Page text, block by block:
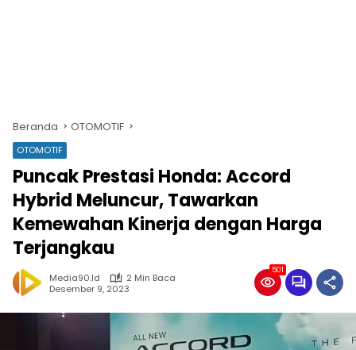
Beranda OTOMOTIF
OTOMOTIF
Puncak Prestasi Honda: Accord
Hybrid Meluncur, Tawarkan
Kemewahan Kinerja dengan Harga
Terjangkau
Media90.id
2 Min Baca
Desember 9, 2023
501